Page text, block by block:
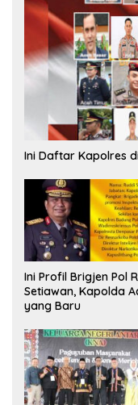
Ini Daftar Kapolres
Ini Profil Brigjen Pol
Setiawan, Kapolda
yang Baru